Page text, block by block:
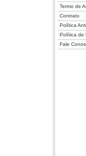
Termo de
Contrato
Política
Política de
Fale